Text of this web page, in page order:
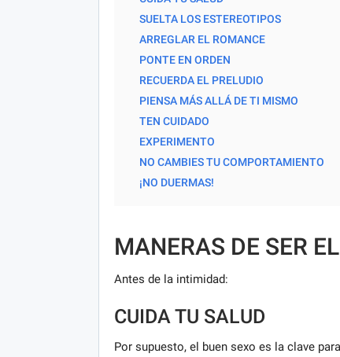
SUELTA LOS ESTEREOTIPOS
ARREGLAR EL ROMANCE
PONTE EN ORDEN
RECUERDA EL PRELUDIO
PIENSA MÁS ALLÁ DE TI MISMO
TEN CUIDADO
EXPERIMENTO
NO CAMBIES TU COMPORTAMIENTO
¡NO DUERMAS!
MANERAS DE SER
Antes de la intimidad:
CUIDA TU SALUD
Por supuesto, el buen sexo es la clave